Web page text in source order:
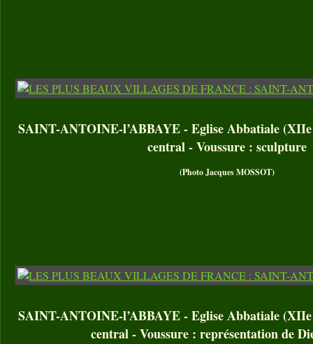
SAINT-ANTOINE-l’ABBAYE - Eglise Abbatiale
central - Voussure : sculpture
(Photo Jacques MOSSOT)
SAINT-ANTOINE-l’ABBAYE - Eglise Abbatiale
central - Voussure : représentation de